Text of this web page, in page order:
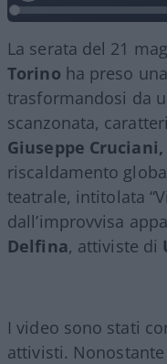
La serata del 21
Torino ha preso
trasformandosi da
scanzonata,
Giuseppe Cruciani,
riscaldamento
teatrale, intitolata
dall’improvvisa
Delfina, attiviste di
I video sono stati
attivisti. Nonostante